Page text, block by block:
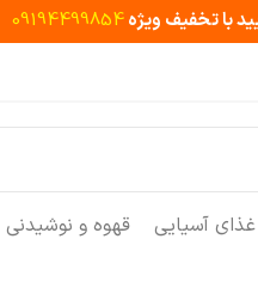
با تخفیف ویژه09194499854
آسیایی قهوه و نوشیدنی